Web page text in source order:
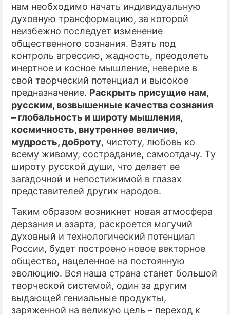
нам необходимо начать индивидуальную
духовную трансформацию, за которой
неизбежно последует изменение
общественного сознания. Взять под
контроль агрессию, жадность, преодолеть
инертное и косное мышление, неверие в
свой творческий потенциал и высокое
предназначение. Раскрыть присущие нам,
русским, возвышенные качества сознания
– глобальность и широту мышления,
космичность, внутреннее величие,
мудрость, доброту, чистоту, любовь ко
всему живому, сострадание, самоотдачу. Ту
широту русской души, что делает ее
загадочной и непостижимой в глазах
представителей других народов.
Таким образом возникнет новая атмосфера
дерзания и азарта, раскроется могучий
духовный и технологический потенциал
России, будет построено новое векторное
общество, нацеленное на постоянную
эволюцию. Вся наша страна станет большой
творческой системой, один за другим
выдающей гениальные продукты,
заряженной на великую цель – переход к